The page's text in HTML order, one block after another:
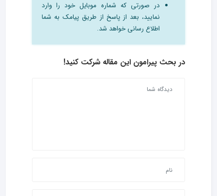
در صورتی که شماره موبایل خود را وارد
نمایید، بعد از پاسخ از طریق پیامک به شما
اطلاع رسانی خواهد شد.
در بحث‌ پیرامون این مقاله شرکت کنید!